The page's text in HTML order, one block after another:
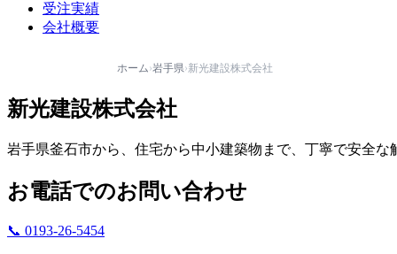
受注実績
会社概要
ホーム›岩手県›新光建設株式会社
新光建設株式会社
岩手県釜石市から、住宅から中小建築物まで、丁寧で安全な
お電話でのお問い合わせ
📞 0193-26-5454